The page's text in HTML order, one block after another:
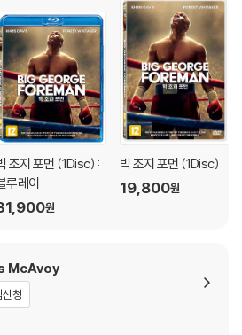
조지 포먼 (1Disc) :
루레이
원
빅 조지 포먼 (1Disc)
19,800원
McAvoy
청